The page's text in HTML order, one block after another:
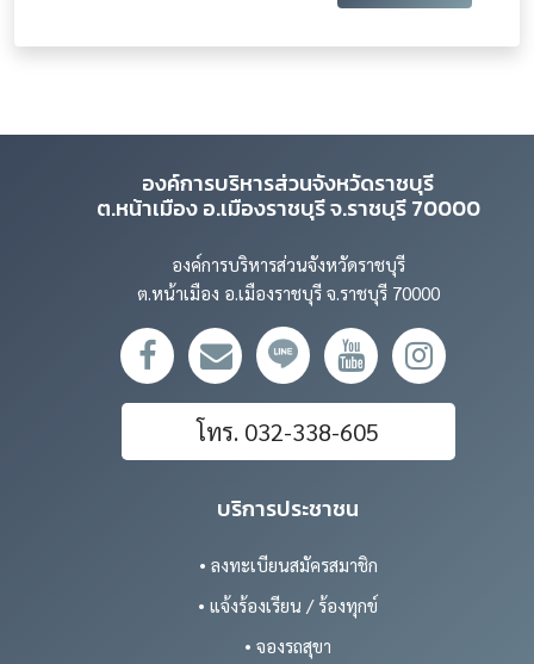
องค์การบริหารส่วนจังหวัดราชบุรี
ต.หน้าเมือง อ.เมืองราชบุรี จ.ราชบุรี 70000
องค์การบริหารส่วนจังหวัดราชบุรี
ต.หน้าเมือง อ.เมืองราชบุรี จ.ราชบุรี 70000
โทร. 032-338-605
บริการประชาชน
• ลงทะเบียนสมัครสมาชิก
• แจ้งร้องเรียน / ร้องทุกข์
• จองรถสุขา